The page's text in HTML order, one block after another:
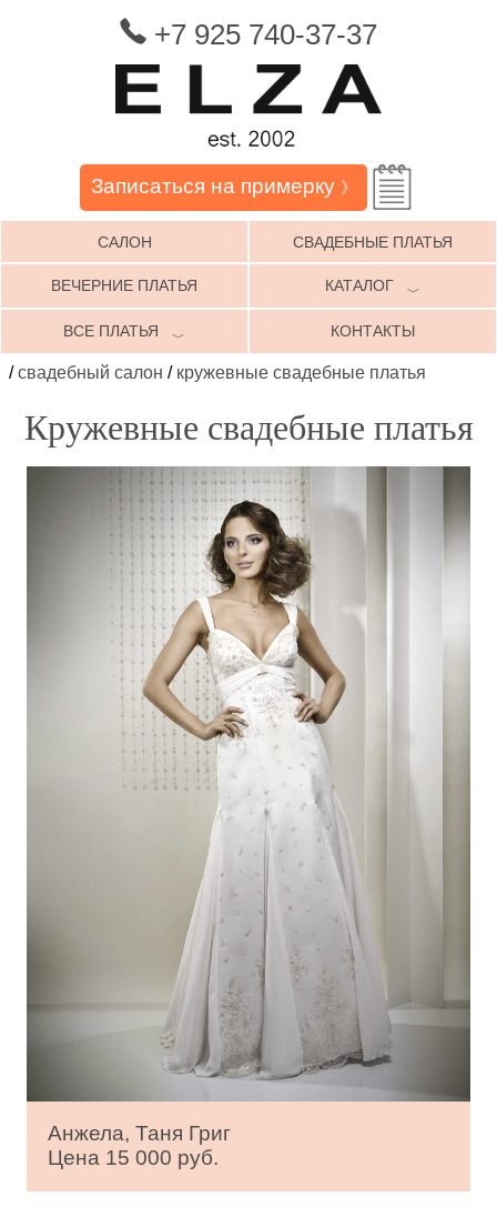
+7 925 740-37-37
Записаться на примерку 》
САЛОН СВАДЕБНЫЕ ПЛАТЬЯ
ВЕЧЕРНИЕ ПЛАТЬЯ КАТАЛОГ ﹀
ВСЕ ПЛАТЬЯ ﹀ КОНТАКТЫ
/свадебный салон / кружевные свадебные платья
Кружевные свадебные платья
Анжела, Таня Григ
Цена 15 000 руб.